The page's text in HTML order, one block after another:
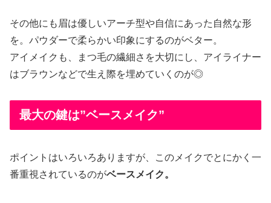
その他にも眉は優しいアーチ型や自信にあった自然な形
を。パウダーで柔らかい印象にするのがベター。
アイメイクも、まつ毛の繊細さを大切にし、アイライナー
はブラウンなどで生え際を埋めていくのが◎
最大の鍵は”ベースメイク”
ポイントはいろいろありますが、このメイクでとにかく一
番重視されているのがベースメイク。